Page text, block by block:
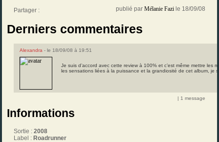
Partager : publié par Mélanie Fazi le 18/09/08
Derniers commentaires
Alexandra - le 18/09/08 à 19:51
Je suis d’accord avec cette review à 100% et c’est même mettre les
les sensations liées à la puissance et la grandiosité de cet album, je
| 1 message
Informations
Sortie :2008
Label : Roadrunner